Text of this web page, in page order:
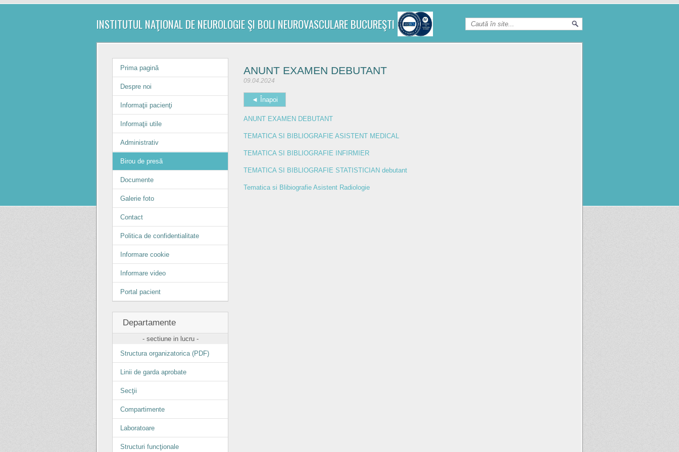
INSTITUTUL NAŢIONAL DE NEUROLOGIE ŞI BOLI NEUROVASCULARE BUCUREŞTI
Prima pagină
Despre noi
Informaţii pacienţi
Informaţii utile
Administrativ
Birou de presă
Documente
Galerie foto
Contact
Politica de confidentialitate
Informare cookie
Informare video
Portal pacient
Departamente
- sectiune in lucru -
Structura organizatorica (PDF)
Linii de garda aprobate
Secţii
Compartimente
Laboratoare
Structuri funcţionale
ANUNT EXAMEN DEBUTANT
09.04.2024
◄ Înapoi
ANUNT EXAMEN DEBUTANT
TEMATICA SI BIBLIOGRAFIE ASISTENT MEDICAL
TEMATICA SI BIBLIOGRAFIE INFIRMIER
TEMATICA SI BIBLIOGRAFIE STATISTICIAN debutant
Tematica si Blibiografie Asistent Radiologie